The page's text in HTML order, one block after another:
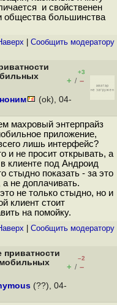
и свойственен
общества большинства
Cообщить модератору
+3
+ / –
(ok), 04-
махровый энтерпрайз
приложение,
лишь интерфейс?
и не просит открывать, а
клиенте под Андроид
стыдно показать - за это
не доплачивать.
не только стыдно, но и
клиент стоит
на помойку.
Cообщить модератору
приватности
–2
+ / –
(??), 04-